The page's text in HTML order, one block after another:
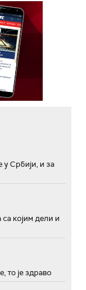
у Србији, и за
којим дели и
то је здраво